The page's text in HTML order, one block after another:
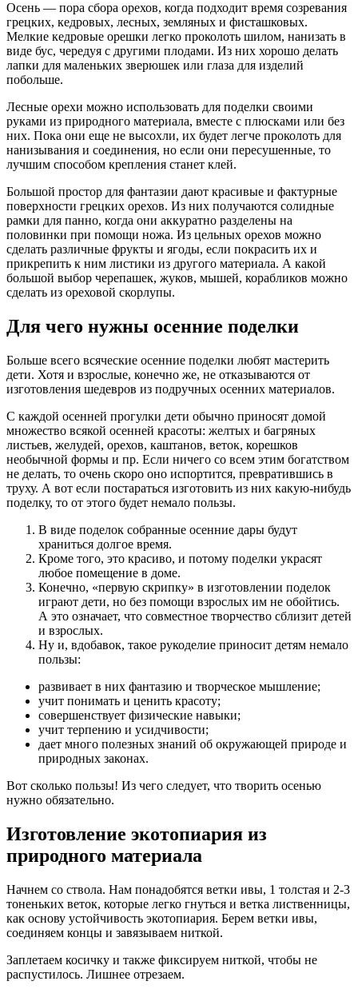
Осень — пора сбора орехов, когда подходит время созревания
грецких, кедровых, лесных, земляных и фисташковых.
Мелкие кедровые орешки легко проколоть шилом, нанизать в
виде бус, чередуя с другими плодами. Из них хорошо делать
лапки для маленьких зверюшек или глаза для изделий
побольше.
Лесные орехи можно использовать для поделки своими
руками из природного материала, вместе с плюсками или без
них. Пока они еще не высохли, их будет легче проколоть для
нанизывания и соединения, но если они пересушенные, то
лучшим способом крепления станет клей.
Большой простор для фантазии дают красивые и фактурные
поверхности грецких орехов. Из них получаются солидные
рамки для панно, когда они аккуратно разделены на
половинки при помощи ножа. Из цельных орехов можно
сделать различные фрукты и ягоды, если покрасить их и
прикрепить к ним листики из другого материала. А какой
большой выбор черепашек, жуков, мышей, корабликов можно
сделать из ореховой скорлупы.
Для чего нужны осенние поделки
Больше всего всяческие осенние поделки любят мастерить
дети. Хотя и взрослые, конечно же, не отказываются от
изготовления шедевров из подручных осенних материалов.
С каждой осенней прогулки дети обычно приносят домой
множество всякой осенней красоты: желтых и багряных
листьев, желудей, орехов, каштанов, веток, корешков
необычной формы и пр. Если ничего со всем этим богатством
не делать, то очень скоро оно испортится, превратившись в
труху. А вот если постараться изготовить из них какую-нибудь
поделку, то от этого будет немало пользы.
В виде поделок собранные осенние дары будут
храниться долгое время.
Кроме того, это красиво, и потому поделки украсят
любое помещение в доме.
Конечно, «первую скрипку» в изготовлении поделок
играют дети, но без помощи взрослых им не обойтись.
А это означает, что совместное творчество сблизит детей
и взрослых.
Ну и, вдобавок, такое рукоделие приносит детям немало
пользы:
развивает в них фантазию и творческое мышление;
учит понимать и ценить красоту;
совершенствует физические навыки;
учит терпению и усидчивости;
дает много полезных знаний об окружающей природе и
природных законах.
Вот сколько пользы! Из чего следует, что творить осенью
нужно обязательно.
Изготовление экотопиария из
природного материала
Начнем со ствола. Нам понадобятся ветки ивы, 1 толстая и 2-3
тоненьких веток, которые легко гнуться и ветка лиственницы,
как основу устойчивость экотопиария. Берем ветки ивы,
соединяем концы и завязываем ниткой.
Заплетаем косичку и также фиксируем ниткой, чтобы не
распустилось. Лишнее отрезаем.